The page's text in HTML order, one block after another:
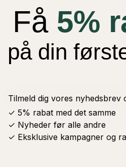
PICO-BALLA (VEGGIE), HARIBO
LÆG I KURV
GLADE FOR HVIS DU
Få 5%
på din
Tilmeld dig vores nyhedsbrev
✓ 5% rabat med det samme
✓ Nyheder før alle andre
✓ Eksklusive kampagner og